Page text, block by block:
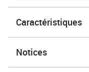
Caractéristiques
Notices